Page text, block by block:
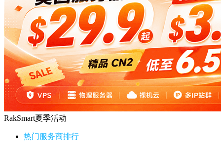
RakSmart夏季活动
热门服务商排行